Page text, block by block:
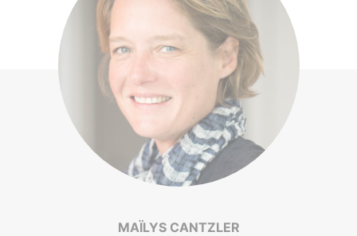
MAÏLYS CANTZLER